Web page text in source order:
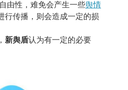
由性，难免会产生一些舆情
行传播，则会造成一定的损
， 新舆盾认为有一定的必要